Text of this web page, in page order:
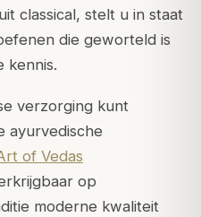
classical, stelt u in staat
die geworteld is
kennis.
verzorging kunt
ayurvedische
of Vedas
op
moderne kwaliteit